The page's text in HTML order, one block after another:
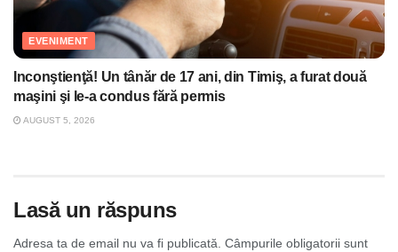
EVENIMENT
Inconştienţă! Un tânăr de 17 ani, din Timiş, a furat două
maşini şi le-a condus fără permis
AUGUST 5, 2026
Lasă un răspuns
Adresa ta de email nu va fi publicată. Câmpurile obligatorii sunt